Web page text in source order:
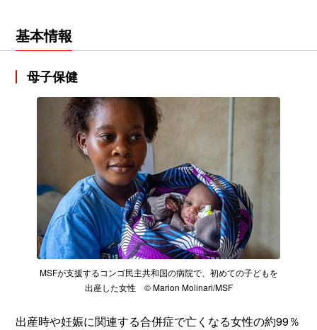
基本情報
母子保健
MSFが支援するコンゴ民主共和国の病院で、初めての子どもを
出産した女性 © Marion Molinari/MSF
出産時や妊娠に関連する合併症で亡くなる女性の約99％